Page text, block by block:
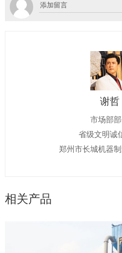
谢哲
市场部
省级文明诚
郑州市长城机器
相关产品